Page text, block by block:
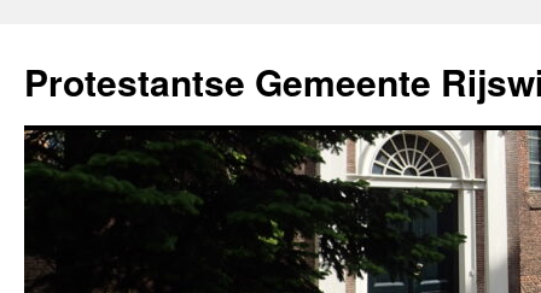
de
inhoud
Protestantse Gemeente